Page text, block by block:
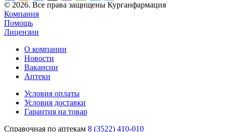
© 2026. Все права защищены Курганфармация
Компания
Помощь
Лицензии
О компании
Новости
Вакансии
Аптеки
Условия оплаты
Условия доставки
Гарантия на товар
Справочная по аптекам 8 (3522) 410-010